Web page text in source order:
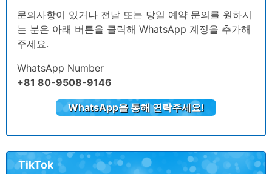
문의사항이 있거나 전날 또는 당일 예약 문의를 원하시
는 분은 아래 버튼을 클릭해 WhatsApp 계정을 추가해
주세요.
WhatsApp Number
+81 80-9508-9146
WhatsApp을 통해 연락주세요!
TikTok